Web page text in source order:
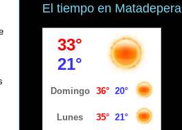
El tiempo en Matadepera